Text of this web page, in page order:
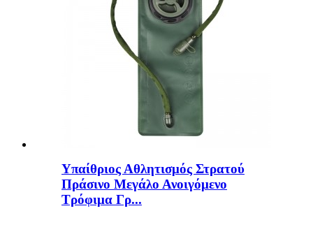
Υπαίθριος Αθλητισμός Στρατού
Πράσινο Μεγάλο Ανοιγόμενο
Τρόφιμα Γρ...